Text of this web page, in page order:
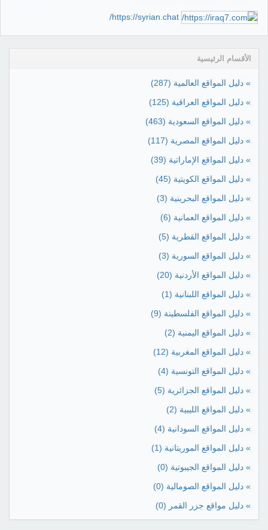
https://syrian.chat/
الأقسام الرئيسية
» دليل المواقع العالمية (287)
» دليل المواقع العراقية (125)
» دليل المواقع السعودية (463)
» دليل المواقع المصرية (117)
» دليل المواقع الإماراتية (39)
» دليل المواقع الكويتية (45)
» دليل المواقع البحرينية (3)
» دليل المواقع العمانية (6)
» دليل المواقع القطرية (5)
» دليل المواقع السورية (3)
» دليل المواقع الأردنية (20)
» دليل المواقع اللبنانية (1)
» دليل المواقع الفلسطينة (9)
» دليل المواقع اليمنية (2)
» دليل المواقع المغربية (12)
» دليل المواقع التونسية (4)
» دليل المواقع الجزائرية (5)
» دليل المواقع الليبية (2)
» دليل المواقع السودانية (4)
» دليل المواقع الموريتانية (1)
» دليل المواقع الجيبوتية (0)
» دليل المواقع الصومالية (0)
» دليل مواقع جزر القمر (0)